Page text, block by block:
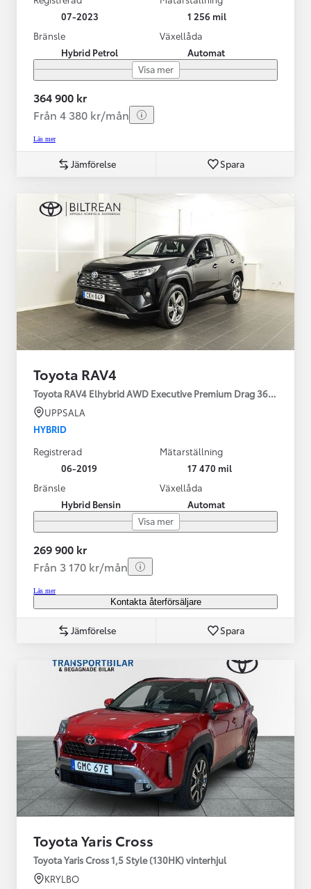
07-2023
1 256 mil
Bränsle
Hybrid Petrol
Växellåda
Automat
Visa mer
364 900 kr
Från 4 380 kr/mån
Läs mer
Jämförelse Spara
Toyota RAV4
Toyota RAV4 Elhybrid AWD Executive Premium Drag 360-kamera
UPPSALA
HYBRID
Registrerad
06-2019
Mätarställning
17 470 mil
Bränsle
Hybrid Bensin
Växellåda
Automat
Visa mer
269 900 kr
Från 3 170 kr/mån
Läs mer
Kontakta återförsäljare
Jämförelse Spara
Toyota Yaris Cross
Toyota Yaris Cross 1,5 Style (130HK) vinterhjul
KRYLBO